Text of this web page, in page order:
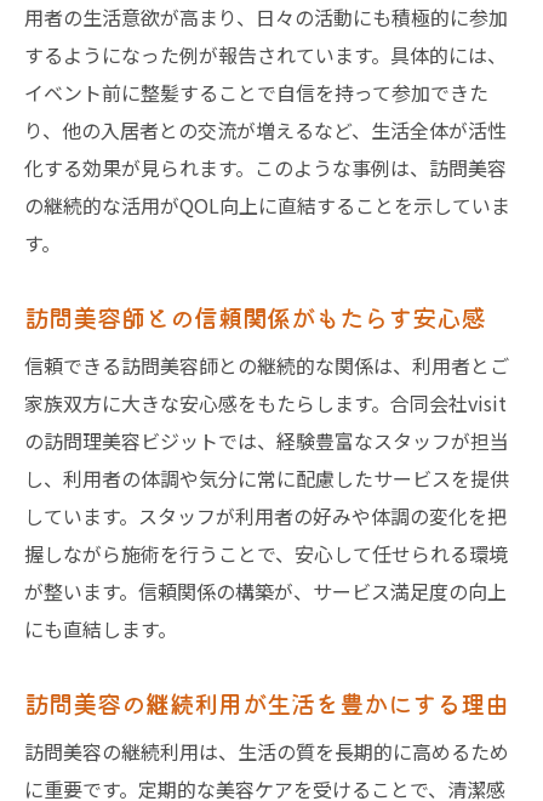
用者の生活意欲が高まり、日々の活動にも積極的に参加
するようになった例が報告されています。具体的には、
イベント前に整髪することで自信を持って参加できた
り、他の入居者との交流が増えるなど、生活全体が活性
化する効果が見られます。このような事例は、訪問美容
の継続的な活用がQOL向上に直結することを示していま
す。
訪問美容師との信頼関係がもたらす安心感
信頼できる訪問美容師との継続的な関係は、利用者とご
家族双方に大きな安心感をもたらします。合同会社visit
の訪問理美容ビジットでは、経験豊富なスタッフが担当
し、利用者の体調や気分に常に配慮したサービスを提供
しています。スタッフが利用者の好みや体調の変化を把
握しながら施術を行うことで、安心して任せられる環境
が整います。信頼関係の構築が、サービス満足度の向上
にも直結します。
訪問美容の継続利用が生活を豊かにする理由
訪問美容の継続利用は、生活の質を長期的に高めるため
に重要です。定期的な美容ケアを受けることで、清潔感